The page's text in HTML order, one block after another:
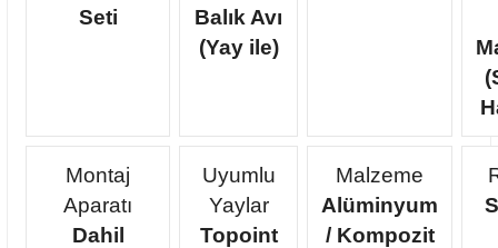
Seti
Balık Avı
(Yay ile)
Montaj
Aparatı
Dahil
Uyumlu
Yaylar
Topoint
Malzeme
Alüminyum
/ Kompozit